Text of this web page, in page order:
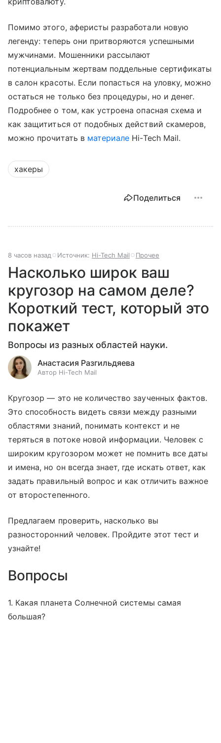
Помимо этого, аферисты разработали новую
легенду: теперь они притворяются успешными
мужчинами. Мошенники рассылают
потенциальным жертвам поддельные сертификаты
в салон красоты. Если попасться на уловку, можно
остаться не только без процедуры, но и денег.
Подробнее о том, как устроена опасная схема и
как защититься от подобных действий скамеров,
можно прочитать в материале Hi-Tech Mail.
хакеры
Поделиться
8 часов назад Источник: Hi-Tech Mail Прочее
Насколько широк ваш
кругозор на самом деле?
Короткий тест, который это
покажет
Вопросы из разных областей науки.
Анастасия Разгильдяева
Автор Hi-Tech Mail
Кругозор — это не количество заученных фактов.
Это способность видеть связи между разными
областями знаний, понимать контекст и не
теряться в потоке новой информации. Человек с
широким кругозором может не помнить все даты
и имена, но он всегда знает, где искать ответ, как
задать правильный вопрос и как отличить важное
от второстепенного.
Предлагаем проверить, насколько вы
разносторонний человек. Пройдите этот тест и
узнайте!
Вопросы
1. Какая планета Солнечной системы самая
большая?